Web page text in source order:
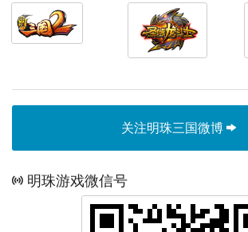
关注明珠三国微博
明珠游戏微信号